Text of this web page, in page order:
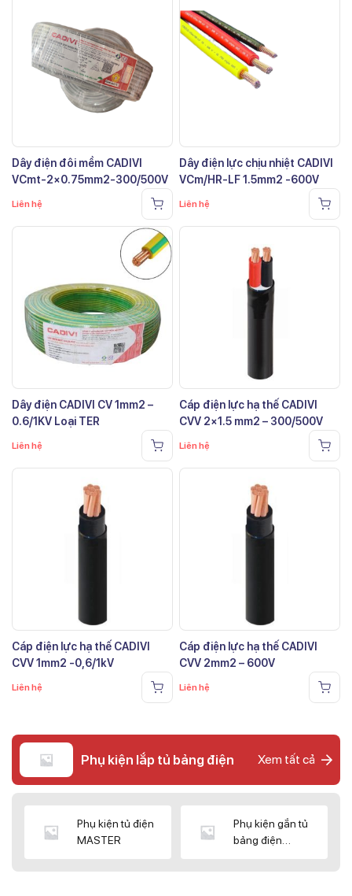
Dây điện đôi mềm CADIVI
VCmt-2×0.75mm2-300/500V
Liên hệ
Dây điện lực chịu nhiệt CADIVI
VCm/HR-LF 1.5mm2 -600V
Liên hệ
Dây điện CADIVI CV 1mm2 –
0.6/1KV Loại TER
Liên hệ
Cáp điện lực hạ thế CADIVI
CVV 2×1.5 mm2 – 300/500V
Liên hệ
Cáp điện lực hạ thế CADIVI
CVV 1mm2 -0,6/1kV
Liên hệ
Cáp điện lực hạ thế CADIVI
CVV 2mm2 – 600V
Liên hệ
Phụ kiện lắp tủ bảng điện Xem tất cả
Phụ kiện tủ điện
MASTER
Phụ kiện gắn tủ
bảng điện